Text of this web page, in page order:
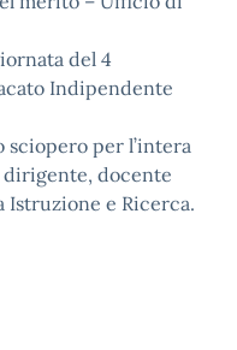
del 4
Indipendente
sciopero per l’intera
docente
Istruzione e Ricerca.